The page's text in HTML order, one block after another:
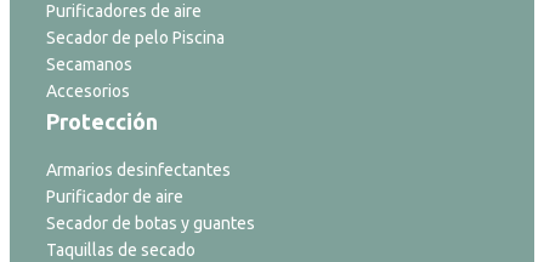
Purificadores de aire
Secador de pelo Piscina
Secamanos
Accesorios
Protección
Armarios desinfectantes
Purificador de aire
Secador de botas y guantes
Taquillas de secado